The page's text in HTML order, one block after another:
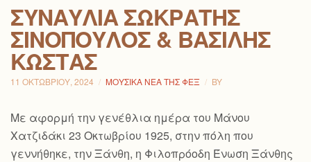
ΣΥΝΑΥΛΊΑ ΣΩΚΡΆΤΗΣ
ΣΙΝΌΠΟΥΛΟΣ & ΒΑΣΊΛΗΣ
ΚΏΣΤΑΣ
11 ΟΚΤΩΒΡΊΟΥ, 2024 ΜΟΥΣΙΚΆ ΝΈΑ ΤΗΣ ΦΕΞ BY
Με αφορμή την γενέθλια ημέρα του Μάνου
Χατζιδάκι 23 Οκτωβρίου 1925, στην πόλη που
γεννήθηκε, την Ξάνθη, η Φιλοπρόοδη Ένωση Ξάνθης